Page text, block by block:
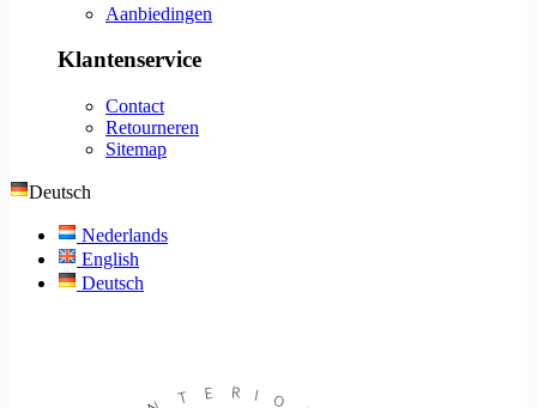
Aanbiedingen
Klantenservice
Contact
Retourneren
Sitemap
Deutsch
Nederlands
English
Deutsch